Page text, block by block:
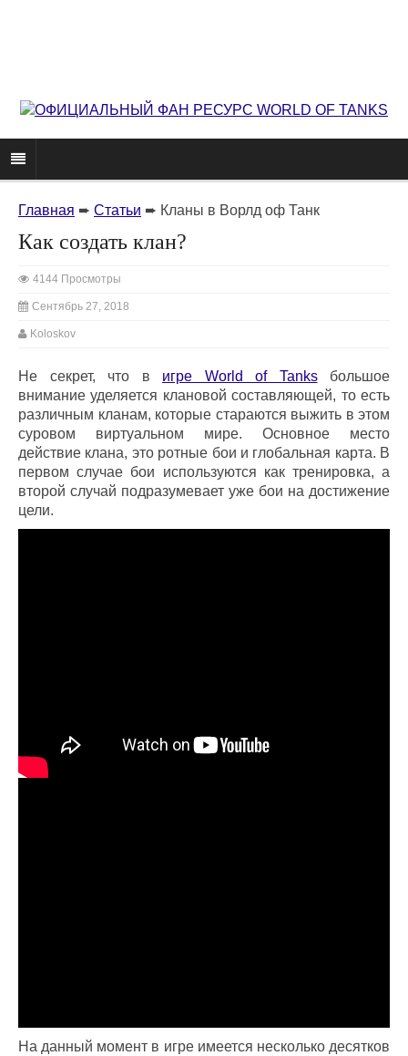
Главная ➨ Статьи ➨ Кланы в Ворлд оф Танк
Как создать клан?
4144 Просмотры
Сентябрь 27, 2018
Koloskov
Не секрет, что в игре World of Tanksбольшое
внимание уделяется клановой составляющей, то есть
различным кланам, которые стараются выжить в этом
суровом виртуальном мире. Основное место
действие клана, это ротные бои и глобальная карта. В
первом случае бои используются как тренировка, а
второй случай подразумевает уже бои на достижение
цели.
На данный момент в игре имеется несколько десятков